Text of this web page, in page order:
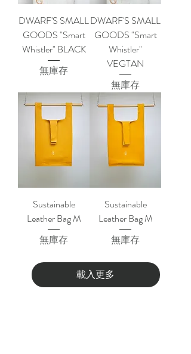
DWARF'S SMALL
GOODS "Smart
Whistler" BLACK
無庫存
DWARF'S SMALL
GOODS "Smart
Whistler"
VEGTAN
無庫存
Sustainable
Leather Bag M
無庫存
Sustainable
Leather Bag M
無庫存
載入更多